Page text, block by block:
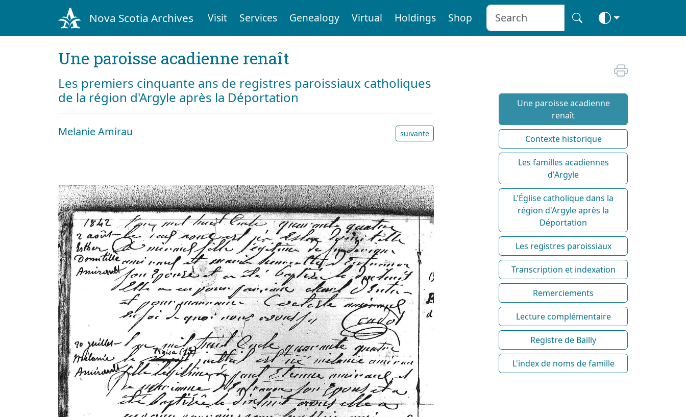
Nova Scotia Archives Visit Services Genealogy Virtual Holdings Shop
Une paroisse acadienne renaît
Les premiers cinquante ans de registres paroissiaux catholiques
de la région d'Argyle après la Déportation
Melanie Amirau suivante
Une paroisse acadienne
renaît
Contexte historique
Les familles acadiennes
d'Argyle
L'Église catholique dans la
région d'Argyle après la
Déportation
Les registres paroissiaux
Transcription et indexation
Remerciements
Lecture complémentaire
Registre de Bailly
L'index de noms de famille